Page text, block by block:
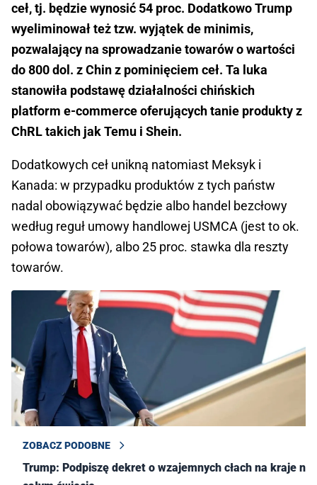
ceł, tj. będzie wynosić 54 proc. Dodatkowo Trump
wyeliminował też tzw. wyjątek de minimis,
pozwalający na sprowadzanie towarów o wartości
do 800 dol. z Chin z pominięciem ceł. Ta luka
stanowiła podstawę działalności chińskich
platform e-commerce oferujących tanie produkty z
ChRL takich jak Temu i Shein.
Dodatkowych ceł unikną natomiast Meksyk i
Kanada: w przypadku produktów z tych państw
nadal obowiązywać będzie albo handel bezcłowy
według reguł umowy handlowej USMCA (jest to ok.
połowa towarów), albo 25 proc. stawka dla reszty
towarów.
ZOBACZ PODOBNE
Trump: Podpiszę dekret o wzajemnych cłach na kraje na